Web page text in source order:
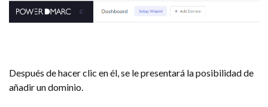
Después de hacer clic en él, se le presentará la posibilidad de
añadir un dominio.